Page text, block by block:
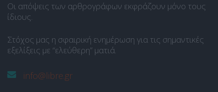
Οι απόψεις των αρθρογράφων εκφράζουν μόνο τους
ίδιους.
Στόχος μας η σφαιρική ενημέρωση για τις σημαντικές
εξελίξεις με “ελεύθερη” ματιά.
info@libre.gr